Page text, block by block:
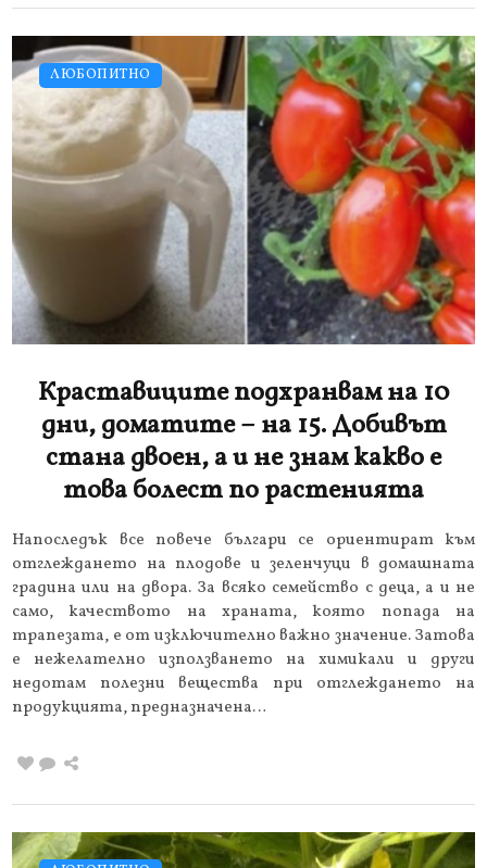
ЛЮБОПИТНО
Краставиците подхранвам на 10
дни, доматите – на 15. Добивът
стана двоен, а и не знам какво е
това болест по растенията
Напоследък все повече българи се ориентират към
отглеждането на плодове и зеленчуци в домашната
градина или на двора. За всяко семейство с деца, а и не
само, качеството на храната, която попада на
трапезата, е от изключително важно значение. Затова
е нежелателно използването на химикали и други
недотам полезни вещества при отглеждането на
продукцията, предназначена…